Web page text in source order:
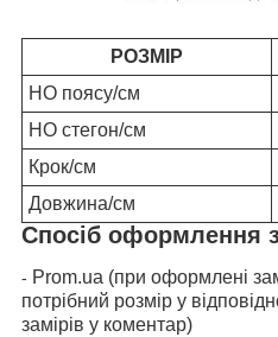
РОЗМІР
НО поясу/см
НО стегон/см
Крок/см
Довжина/см
Спосіб оформлення
- Prom.ua (при оформлені
потрібний розмір у
замірів у коментар)